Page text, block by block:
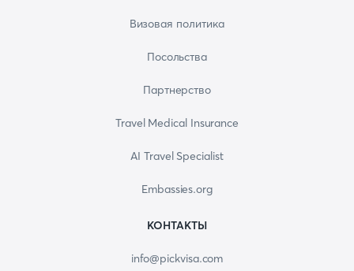
Визовая политика
Посольства
Партнерство
Travel Medical Insurance
AI Travel Specialist
Embassies.org
КОНТАКТЫ
info@pickvisa.com